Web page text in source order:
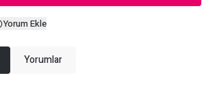
Yorum Ekle
Yorumlar